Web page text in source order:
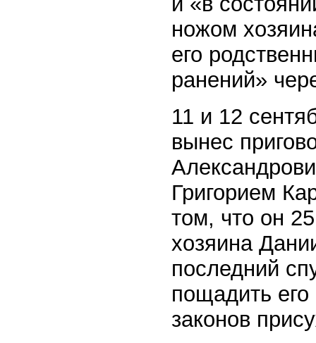
ножом
его
ранений»
11 и 12
вынес
Григорием
том, что он
хозяина
последний
пощадить
законов